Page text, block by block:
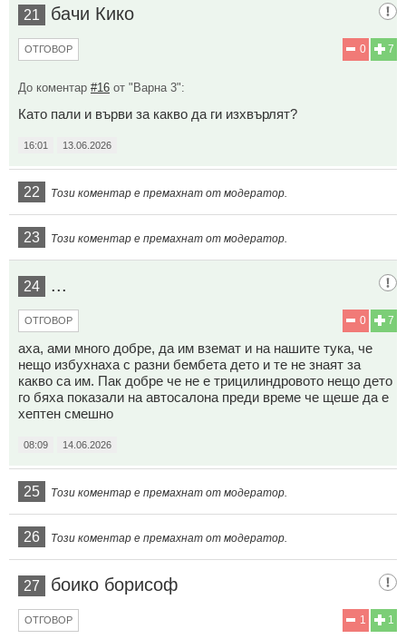
21 бачи Кико
7
0
ОТГОВОР
До коментар #16 от "Варна 3":
Като пали и върви за какво да ги изхвърлят?
16:01 13.06.2026
22 Този коментар е премахнат от модератор.
23 Този коментар е премахнат от модератор.
24 ...
7
0
ОТГОВОР
аха, ами много добре, да им вземат и на нашите тука, че
нещо избухнаха с разни бембета дето и те не знаят за
какво са им. Пак добре че не е трицилиндровото нещо дето
го бяха показали на автосалона преди време че щеше да е
хептен смешно
08:09 14.06.2026
25 Този коментар е премахнат от модератор.
26 Този коментар е премахнат от модератор.
27 боико борисоф
1
1
ОТГОВОР